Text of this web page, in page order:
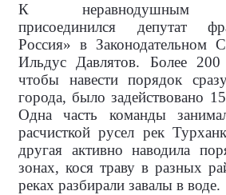
К неравнодушным
присоединился депутат
Россия» в Законодательном
Ильдус Давлятов. Более
чтобы навести порядок
города, было задействовано
Одна часть команды
расчисткой русел рек
другая активно наводила
зонах, кося траву в разных
реках разбирали завалы в воде.